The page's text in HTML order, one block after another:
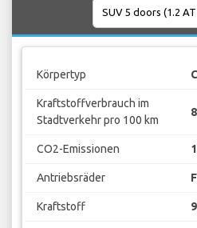
Körpertyp
Kraftstoffverbrauch im
Stadtverkehr pro 100 km
CO2-Emissionen
Antriebsräder
Kraftstoff